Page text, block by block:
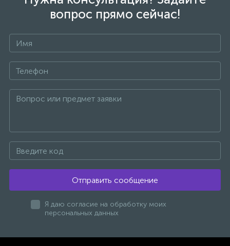
вопрос прямо сейчас!
Отправить сообщение
Я даю согласие на обработку моих
персональных данных